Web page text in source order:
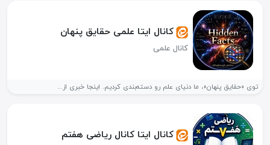
کانال ایتا علمی حقایق پنهان
کانال علمی
توی «حقایق پنهان»، ما دنیای علم رو دسته‌بندی کردیم. اینجا خبری از...
کانال ایتا کانال ریاضی هفتم